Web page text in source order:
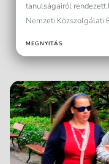
tanulságairól rendezett
Nemzeti Közszolgálati
MEGNYITÁS